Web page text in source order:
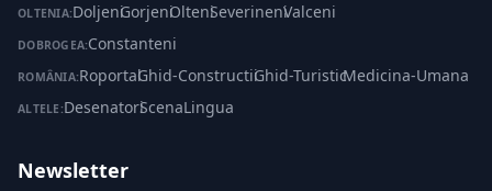
OLTENIA:Doljeni·Gorjeni·Olteni·Severineni·Valceni
DOBROGEA:Constanteni
ROMÂNIA:Roportal·Ghid-Constructii·Ghid-Turistic·Medicina-Umana
ALTELE:Desenatori·ScenaLingua
Newsletter